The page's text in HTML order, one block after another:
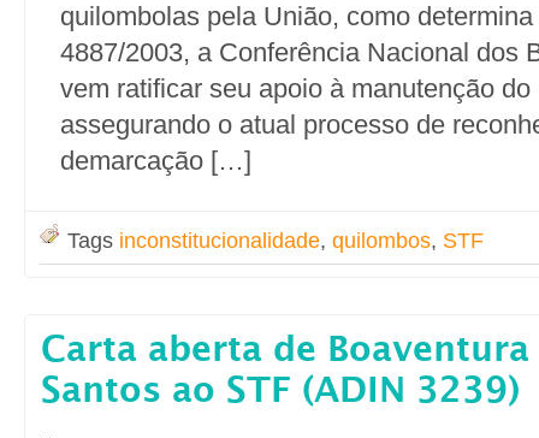
quilombolas pela União, como
4887/2003, a Conferência Nacional dos
vem ratificar seu apoio à manutenção
assegurando o atual processo de
demarcação […]
Tags inconstitucionalidade, quilombos, STF
Carta aberta de Boaventura
Santos ao STF (ADIN 3239)